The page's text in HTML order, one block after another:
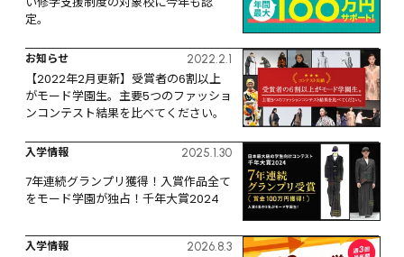
定。
お知らせ 2022.2.1
【2022年2月更新】受賞者の6割以上
がモード学園生。主要5つのファッショ
ンコンテスト結果を比べてください。
入学情報 2025.1.30
7年連続グランプリ獲得！入賞作品全て
をモード学園が独占！千年大賞2024
入学情報 2026.8.3